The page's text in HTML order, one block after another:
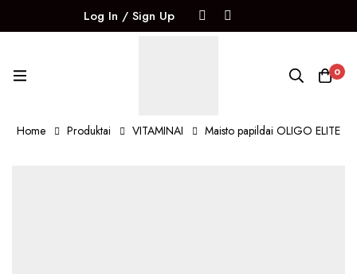
Log In / Sign Up
0
Home Produktai VITAMINAI Maisto papildai OLIGO ELITE